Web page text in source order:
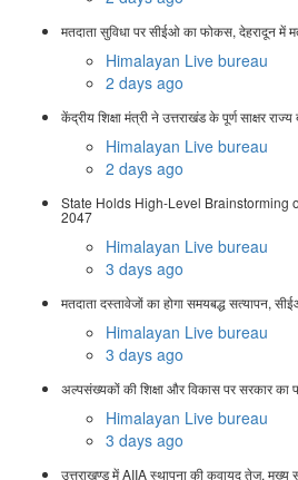
मतदाता सुविधा पर सीईओ का फोकस, देहरादून में
Himalayan Live bureau
2 days ago
केंद्रीय शिक्षा मंत्री ने उत्तराखंड के पूर्ण साक्षर
Himalayan Live bureau
2 days ago
State Holds High-Level Brainstorming
2047
Himalayan Live bureau
3 days ago
मतदाता दस्तावेजों का होगा समयबद्ध सत्यापन,
Himalayan Live bureau
3 days ago
अल्पसंख्यकों की शिक्षा और विकास पर सरकार का
Himalayan Live bureau
3 days ago
उत्तराखण्ड में AIIA स्थापना की कवायद तेज, मुख्य